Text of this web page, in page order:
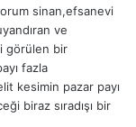
sinan,efsanevi
ve
görülen bir
fazla
kesimin pazar payı
biraz sıradışı bir